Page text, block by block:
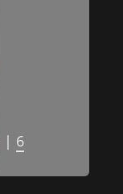
| 6